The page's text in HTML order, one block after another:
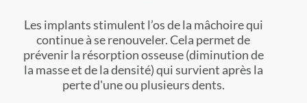
Les implants stimulent l’os de la mâchoire qui
continue à se renouveler. Cela permet de
prévenir la résorption osseuse (diminution de
la masse et de la densité) qui survient après la
perte d'une ou plusieurs dents.